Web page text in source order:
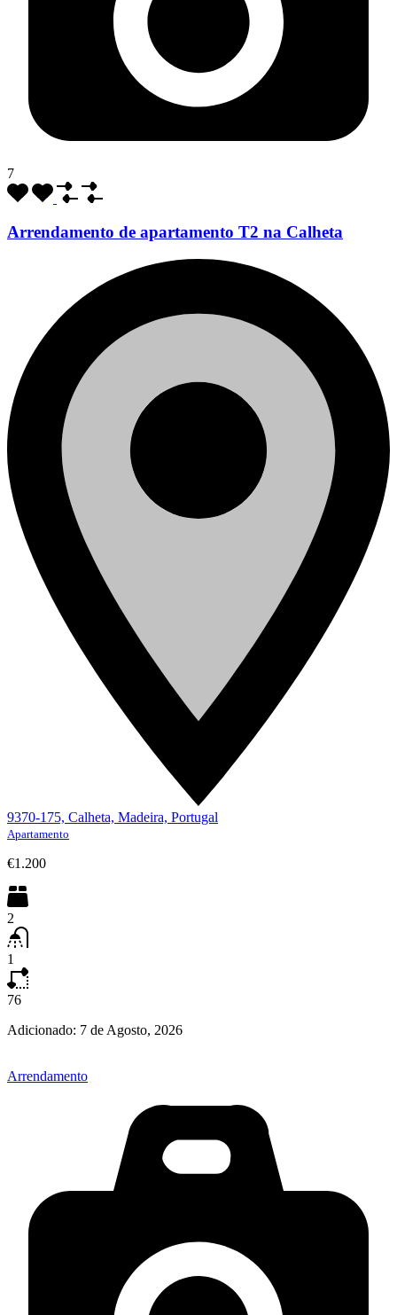
7
Arrendamento de apartamento T2 na Calheta
9370-175, Calheta, Madeira, Portugal
Apartamento
€1.200
2
1
76
Adicionado: 7 de Agosto, 2026
Arrendamento